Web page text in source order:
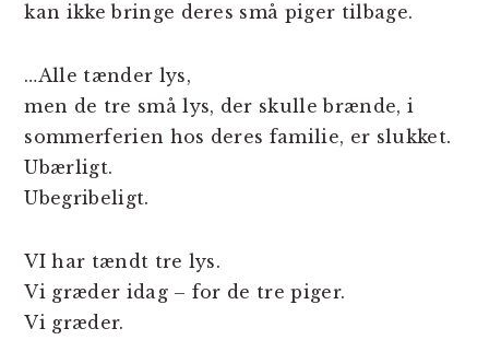
kan ikke bringe deres små piger tilbage.
…Alle tænder lys,
men de tre små lys, der skulle brænde, i
sommerferien hos deres familie, er slukket.
Ubærligt.
Ubegribeligt.
VI har tændt tre lys.
Vi græder idag – for de tre piger.
Vi græder.